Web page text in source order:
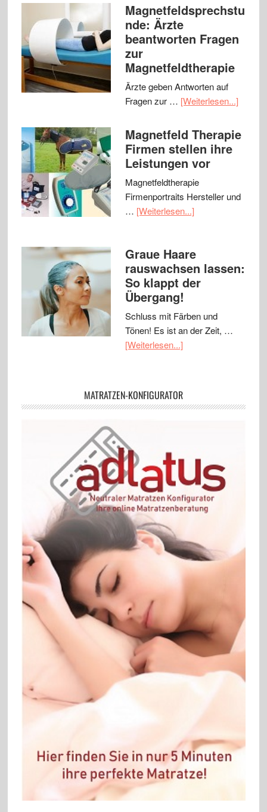
Magnetfeldsprechstu
nde: Ärzte
beantworten Fragen
zur
Magnetfeldtherapie
Ärzte geben Antworten auf
Fragen zur … [Weiterlesen...]
Magnetfeld Therapie
Firmen stellen ihre
Leistungen vor
Magnetfeldtherapie
Firmenportraits Hersteller und
… [Weiterlesen...]
Graue Haare
rauswachsen lassen:
So klappt der
Übergang!
Schluss mit Färben und
Tönen! Es ist an der Zeit, …
[Weiterlesen...]
MATRATZEN-KONFIGURATOR